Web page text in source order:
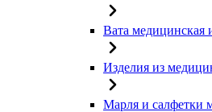
Вата медицинская
Изделия из
Марля и салфетки